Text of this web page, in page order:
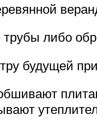
либо
будущей